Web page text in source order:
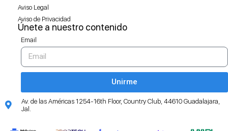
Aviso Legal
Aviso de Privacidad
Únete a nuestro contenido
Email
Unirme
Av. de las Américas 1254-16th Floor, Country Club, 44610 Guadalajara,
Jal.